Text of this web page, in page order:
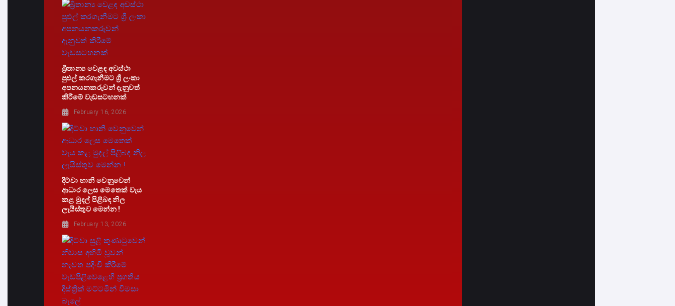
බ්‍රිතාන්‍ය වෙළඳ අවස්ථා
පුළුල් කරගැනීමට ශ්‍රී ලංකා
අපනයනකරුවන් දැනුවත්
කිරීමේ වැඩසටහනක්
February 16, 2026
දිට්වා හානි වෙනුවෙන්
ආධාර ලෙස මෙතෙක් වැය
කළ මුදල් පිළිබඳ නිල
ලැයිස්තුව මෙන්න !
February 13, 2026